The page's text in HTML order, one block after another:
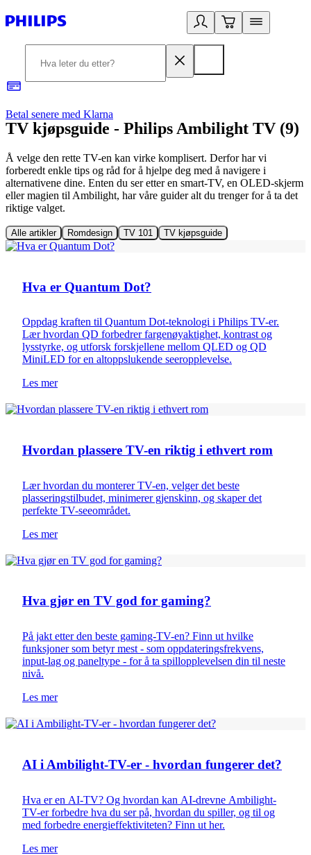
Betal senere med Klarna
TV kjøpsguide - Philips Ambilight TV (9)
Å velge den rette TV-en kan virke komplisert. Derfor har vi
forberedt enkle tips og råd for å hjelpe deg med å navigere i
alternativene dine. Enten du ser etter en smart-TV, en OLED‑skjerm
eller magien til Ambilight, har våre guider alt du trenger for å ta det
riktige valget.
Alle artikler Romdesign TV 101 TV kjøpsguide
Hva er Quantum Dot?
Oppdag kraften til Quantum Dot-teknologi i Philips TV-er.
Lær hvordan QD forbedrer fargenøyaktighet, kontrast og
lysstyrke, og utforsk forskjellene mellom QLED og QD
MiniLED for en altoppslukende seeropplevelse.
Les mer
Hvordan plassere TV-en riktig i ethvert rom
Lær hvordan du monterer TV-en, velger det beste
plasseringstilbudet, minimerer gjenskinn, og skaper det
perfekte TV-seeområdet.
Les mer
Hva gjør en TV god for gaming?
På jakt etter den beste gaming-TV-en? Finn ut hvilke
funksjoner som betyr mest - som oppdateringsfrekvens,
input-lag og paneltype - for å ta spillopplevelsen din til neste
nivå.
Les mer
AI i Ambilight-TV-er - hvordan fungerer det?
Hva er en AI-TV? Og hvordan kan AI-drevne Ambilight-
TV-er forbedre hva du ser på, hvordan du spiller, og til og
med forbedre energieffektiviteten? Finn ut her.
Les mer